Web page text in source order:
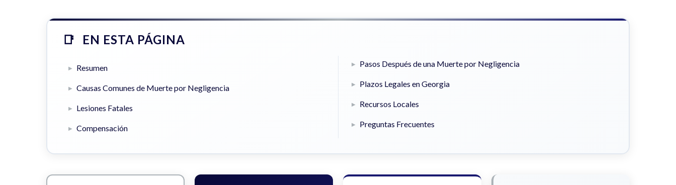
EN ESTA PÁGINA
Resumen
Causas Comunes de Muerte por Negligencia
Lesiones Fatales
Compensación
Pasos Después de una Muerte por Negligencia
Plazos Legales en Georgia
Recursos Locales
Preguntas Frecuentes